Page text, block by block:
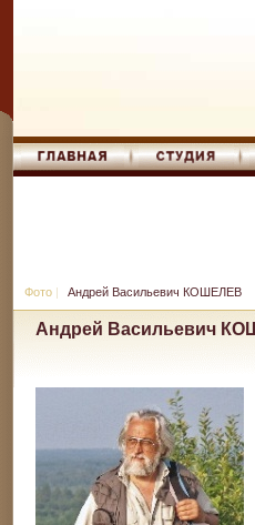
Фото | Андрей Васильевич КОШЕЛЕВ
Андрей Васильевич